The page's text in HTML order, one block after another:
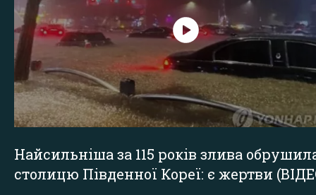
Найсильніша за 115 років злива
столицю Південної Кореї: є жертви